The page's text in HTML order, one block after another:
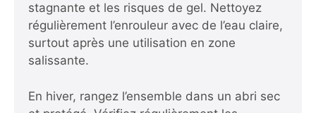
stagnante et les risques de gel. Nettoyez
régulièrement l’enrouleur avec de l’eau claire,
surtout après une utilisation en zone
salissante.
En hiver, rangez l’ensemble dans un abri sec